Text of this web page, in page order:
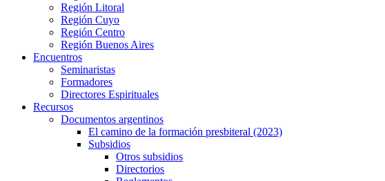
Región Litoral
Región Cuyo
Región Centro
Región Buenos Aires
Encuentros
Seminaristas
Formadores
Directores Espirituales
Recursos
Documentos argentinos
El camino de la formación presbiteral (2023)
Subsidios
Otros subsidios
Directorios